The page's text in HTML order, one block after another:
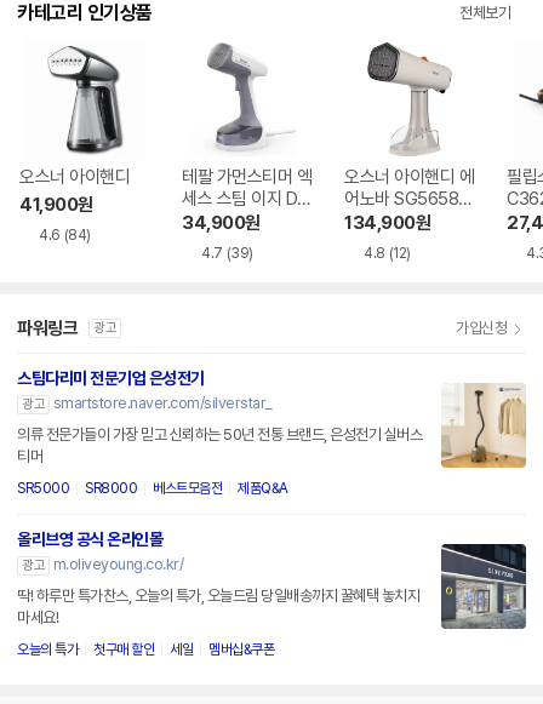
카테고리 인기상품 전체보기
오스너 아이핸디
41,900원
4.6 (84)
테팔 가먼스티머 엑
세스 스팀 이지 DT
7113K0
34,900원
4.7 (39)
오스너 아이핸디 에
어노바 SG5658P
X
134,900원
4.8 (12)
필립
파워링크 광고 가입신청
스팀다리미 전문기업 은성전기
광고 smartstore.naver.com/silverstar_
의류 전문가들이 가장 믿고 신뢰하는 50년 전통 브랜드, 은성전기 실버스
티머
SR5000 SR8000 베스트모음전 제품Q&A
올리브영 공식 온라인몰
광고
m.oliveyoung.co.kr/
딱! 하루만 특가찬스, 오늘의 특가, 오늘드림 당일배송까지 꿀혜택 놓치지
마세요!
오늘의 특가 첫구매 할인 세일 멤버십&쿠폰